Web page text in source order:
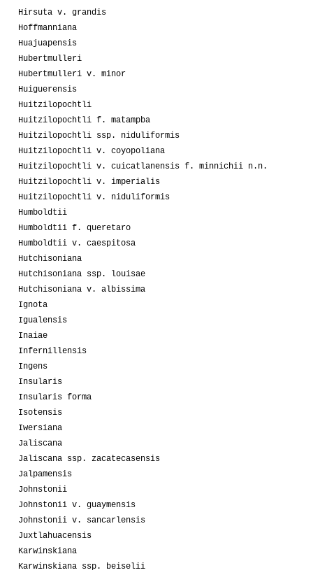
Hirsuta v. grandis
Hoffmanniana
Huajuapensis
Hubertmulleri
Hubertmulleri v. minor
Huiguerensis
Huitzilopochtli
Huitzilopochtli f. matampba
Huitzilopochtli ssp. niduliformis
Huitzilopochtli v. coyopoliana
Huitzilopochtli v. cuicatlanensis f. minnichii n.n.
Huitzilopochtli v. imperialis
Huitzilopochtli v. niduliformis
Humboldtii
Humboldtii f. queretaro
Humboldtii v. caespitosa
Hutchisoniana
Hutchisoniana ssp. louisae
Hutchisoniana v. albissima
Ignota
Igualensis
Inaiae
Infernillensis
Ingens
Insularis
Insularis forma
Isotensis
Iwersiana
Jaliscana
Jaliscana ssp. zacatecasensis
Jalpamensis
Johnstonii
Johnstonii v. guaymensis
Johnstonii v. sancarlensis
Juxtlahuacensis
Karwinskiana
Karwinskiana ssp. beiselii